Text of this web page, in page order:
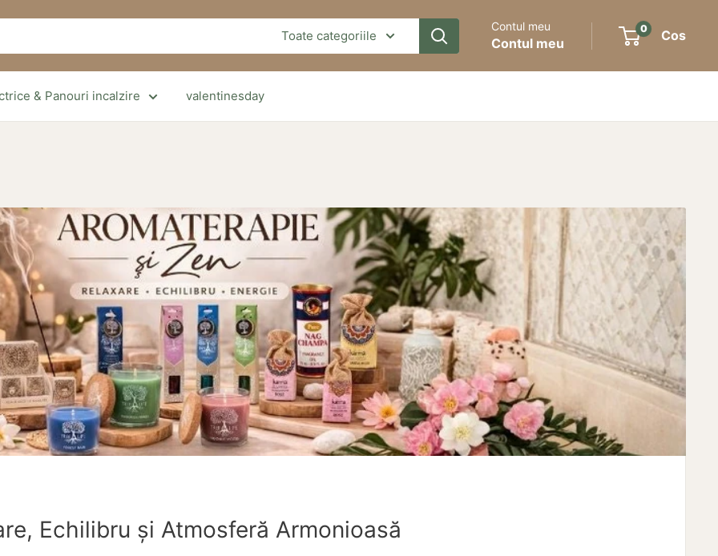
Toate categoriile
Contul meu
Contul meu
0 Cos
& Panouri incalzire valentinesday
Echilibru și Atmosferă Armonioasă